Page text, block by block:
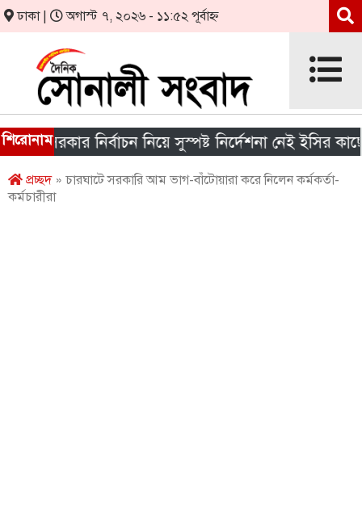
ঢাকা | অগাস্ট ৭, ২০২৬ - ১১:৫২ পূর্বাহ্ন
শিরোনাম
সরকার নির্বাচন নিয়ে সুস্পষ্ট নির্দেশনা নেই ইসির কাছে
প্রচ্ছদ» চারঘাটে সরকারি আম ভাগ-বাঁটোয়ারা করে নিলেন কর্মকর্তা-
কর্মচারীরা